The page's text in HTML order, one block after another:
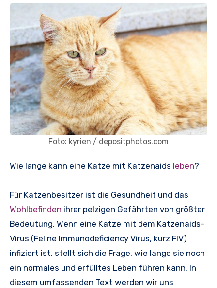
Foto: kyrien / depositphotos.com
Wie lange kann eine Katze mit Katzenaids leben?
Für Katzenbesitzer ist die Gesundheit und das
Wohlbefinden ihrer pelzigen Gefährten von größter
Bedeutung. Wenn eine Katze mit dem Katzenaids-
Virus (Feline Immunodeficiency Virus, kurz FIV)
infiziert ist, stellt sich die Frage, wie lange sie noch
ein normales und erfülltes Leben führen kann. In
diesem umfassenden Text werden wir uns